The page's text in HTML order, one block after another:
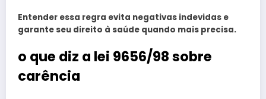
Entender essa regra evita negativas indevidas e
garante seu direito à saúde quando mais precisa.
o que diz a lei 9656/98 sobre
carência